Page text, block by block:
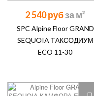
2 540 руб
SPC Alpine Floor GRAND
SEQUOIA ТАКСОДИУМ
ECO 11-30